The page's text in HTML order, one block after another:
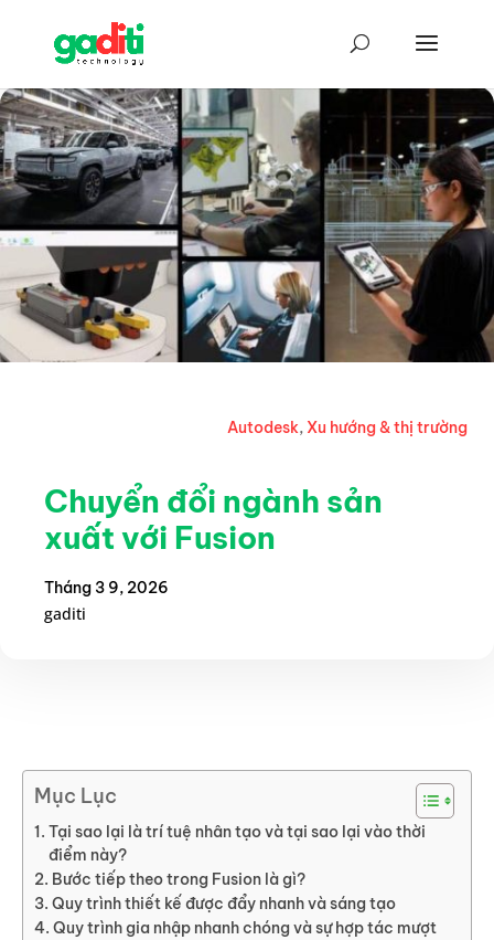
Autodesk, Xu hướng & thị trường
Chuyển đổi ngành sản
xuất với Fusion
Tháng 3 9, 2026
gaditi
Mục Lục
Tại sao lại là trí tuệ nhân tạo và tại sao lại vào thời
điểm này?
Bước tiếp theo trong Fusion là gì?
Quy trình thiết kế được đẩy nhanh và sáng tạo
Quy trình gia nhập nhanh chóng và sự hợp tác mượt